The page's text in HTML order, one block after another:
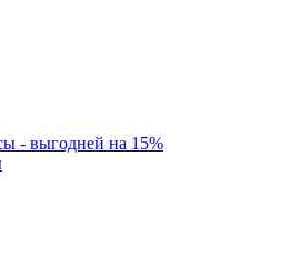
- выгодней на 15%